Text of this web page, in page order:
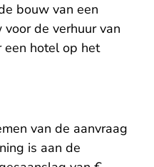
bouw van een
de verhuur van
een hotel op het
van de aanvraag
is aan de